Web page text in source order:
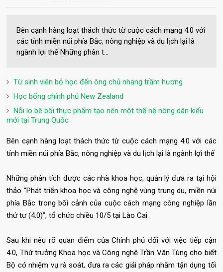
Bên cạnh hàng loạt thách thức từ cuộc cách mạng 4.0 với
các tỉnh miền núi phía Bắc, nông nghiệp và du lịch lại là
ngành lợi thế Những phân t...
Từ sinh viên bỏ học đến ông chủ nhang trầm hương
Học bổng chính phủ New Zealand
Nỗi lo bê bối thực phẩm tạo nên một thế hệ nông dân kiểu
mới tại Trung Quốc
Bên cạnh hàng loạt thách thức từ cuộc cách mạng 4.0 với các
tỉnh miền núi phía Bắc, nông nghiệp và du lịch lại là ngành lợi thế
Những phân tích được các nhà khoa học, quản lý đưa ra tại hội
thảo “Phát triển khoa học và công nghệ vùng trung du, miền núi
phía Bắc trong bối cảnh của cuộc cách mạng công nghiệp lần
thứ tư (4.0)”, tổ chức chiều 10/5 tại Lào Cai.
Sau khi nêu rõ quan điểm của Chính phủ đối với việc tiếp cận
4.0, Thứ trưởng Khoa học và Công nghệ Trần Văn Tùng cho biết
Bộ có nhiệm vụ rà soát, đưa ra các giải pháp nhằm tận dụng tối